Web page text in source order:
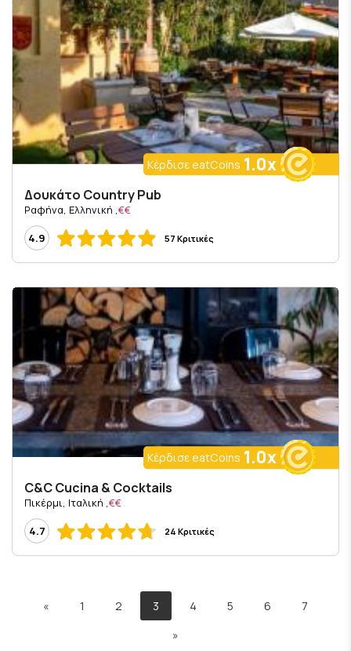
Κέρδισε eatCoins 1.0x
Δουκάτο Country Pub
€€
, Ραφήνα, Ελληνική
4.9
57 Κριτικές
Κέρδισε eatCoins 1.0x
C&C Cucina & Cocktails
€€
, Πικέρμι, Ιταλική
4.7
24 Κριτικές
« 1 2 3 4 5 6
7
»